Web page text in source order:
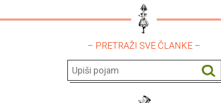
– PRETRAŽI SVE ČLANKE –